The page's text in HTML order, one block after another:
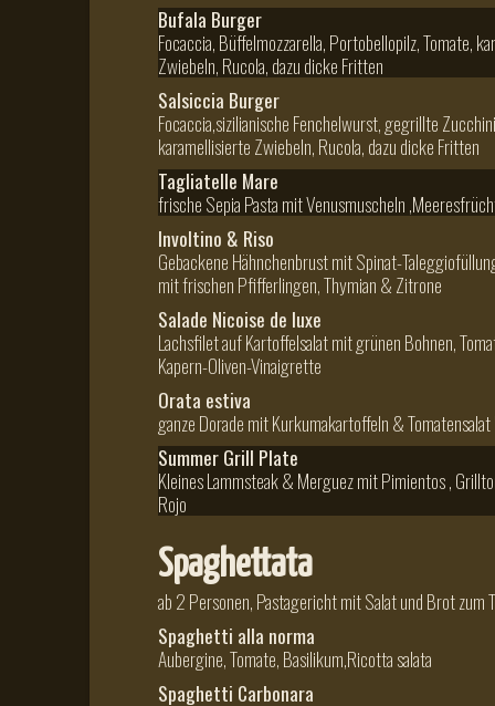
Bufala Burger
Focaccia, Büffelmozzarella, Portobellopilz, Tomate,
Zwiebeln, Rucola, dazu dicke Fritten
Salsiccia Burger
Focaccia,sizilianische Fenchelwurst, gegrillte
karamellisierte Zwiebeln, Rucola, dazu dicke Fritten
Tagliatelle Mare
frische Sepia Pasta mit Venusmuscheln
Involtino & Riso
Gebackene Hähnchenbrust mit Spinat-
mit frischen Pfifferlingen, Thymian & Zitrone
Salade Nicoise de luxe
Lachsfilet auf Kartoffelsalat mit grünen Bohnen,
Kapern-Oliven-Vinaigrette
Orata estiva
ganze Dorade mit Kurkumakartoffeln &
Summer Grill Plate
Kleines Lammsteak & Merguez mit Pimientos ,
Rojo
Spaghettata
ab 2 Personen, Pastagericht mit Salat und Brot zum
Spaghetti alla norma
Aubergine, Tomate, Basilikum,Ricotta salata
Spaghetti Carbonara